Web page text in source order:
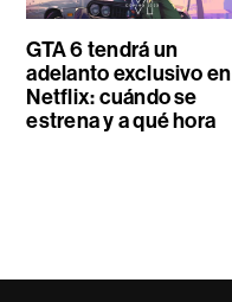
GTA 6 tendrá un
adelanto exclusivo en
Netflix: cuándo se
estrena y a qué hora